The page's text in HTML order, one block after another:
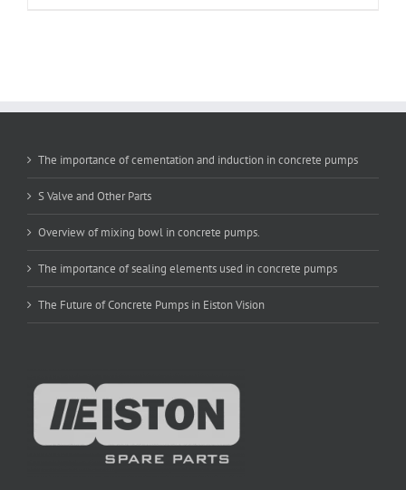
The importance of cementation and induction in concrete pumps
S Valve and Other Parts
Overview of mixing bowl in concrete pumps.
The importance of sealing elements used in concrete pumps
The Future of Concrete Pumps in Eiston Vision